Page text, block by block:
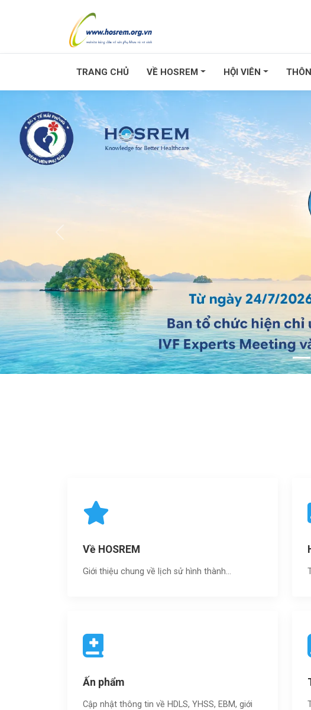
TRANG CHỦ VỀ HOSREM HỘI VIÊN
Về HOSREM
Giới thiệu chung về lịch sử hình thành...
Ấn phẩm
Cập nhật thông tin về HDLS, YHSS, EBM, giới